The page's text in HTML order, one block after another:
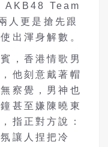
AKB48 Team
人更是搶先跟
出渾身解數。
，香港情歌男
他刻意戴著帽
察覺，男神也
甚至嫌陳曉東
指正對方說：
讓人捏把冷